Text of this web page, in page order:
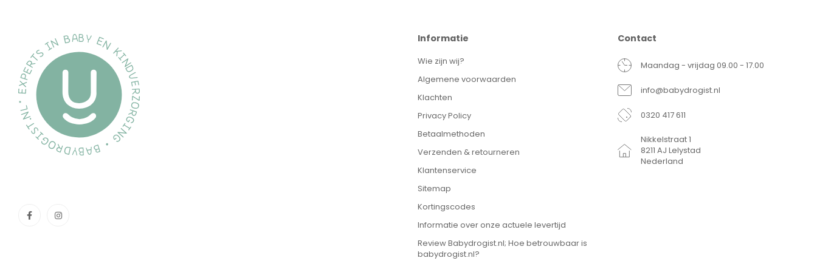
Informatie
Wie zijn wij?
Algemene voorwaarden
Klachten
Privacy Policy
Betaalmethoden
Verzenden & retourneren
Klantenservice
Sitemap
Kortingscodes
Informatie over onze actuele levertijd
Review Babydrogist.nl; Hoe betrouwbaar is
babydrogist.nl?
Contact
Maandag - vrijdag 09.00 - 17.00
info@babydrogist.nl
0320 417 611
Nikkelstraat 1
8211 AJ Lelystad
Nederland